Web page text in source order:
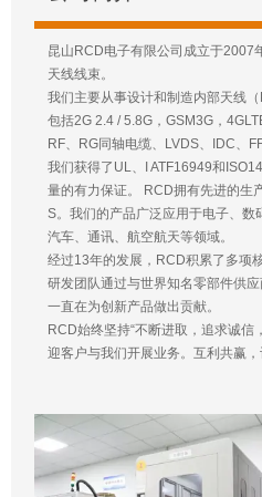
昆山RCD电子有限公司成立于2007
天线线束。
我们主要从事设计和制造内部天线
包括2G 2.4 / 5.8G，GSM3G，
RF、RG同轴电缆、LVDS、IDC、
我们获得了UL、I ATF16949和
量的有力保证。 RCD拥有先进的生
S。我们的产品广泛应用于电子、数
汽车、通讯、航空航天等领域。
经过13年的发展，RCD积累了多项
研发团队通过与世界知名零部件供
一直在为创新产品做出贡献。
RCD始终坚持“不断进取，追求诚信
迎客户与我们开展业务。互利共赢，